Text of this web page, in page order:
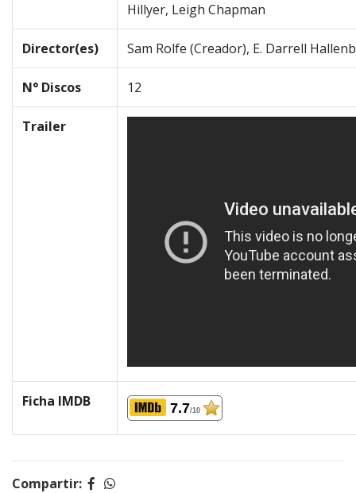
Hillyer, Leigh Chapman
Director(es) Sam Rolfe (Creador), E. Darrell
N° Discos 12
Trailer
Ficha IMDB 7.7/10
Compartir: